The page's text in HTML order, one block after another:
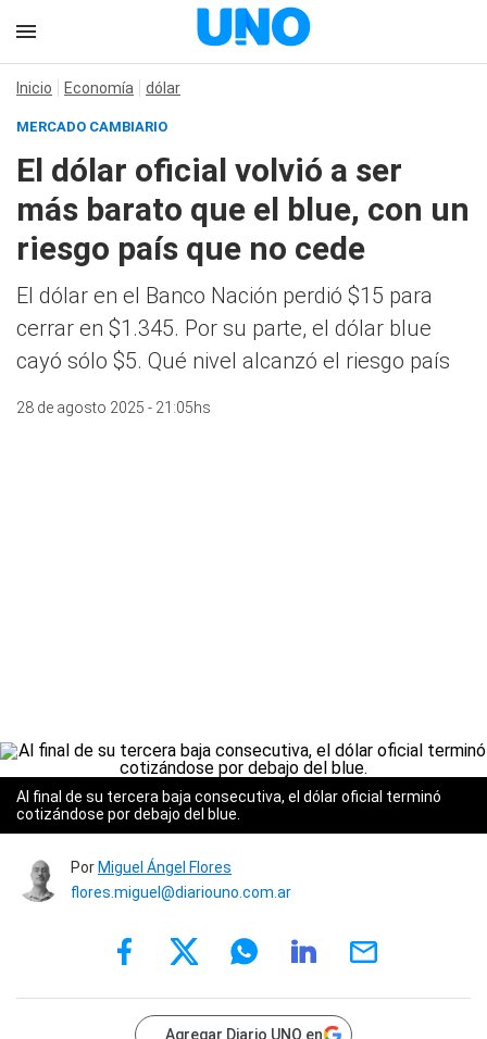
Inicio Economía dólar
MERCADO CAMBIARIO
El dólar oficial volvió a ser
más barato que el blue, con un
riesgo país que no cede
El dólar en el Banco Nación perdió $15 para
cerrar en $1.345. Por su parte, el dólar blue
cayó sólo $5. Qué nivel alcanzó el riesgo país
28 de agosto 2025 - 21:05hs
Al final de su tercera baja consecutiva, el dólar oficial terminó
cotizándose por debajo del blue.
Por Miguel Ángel Flores
flores.miguel@diariouno.com.ar
Agregar Diario UNO en